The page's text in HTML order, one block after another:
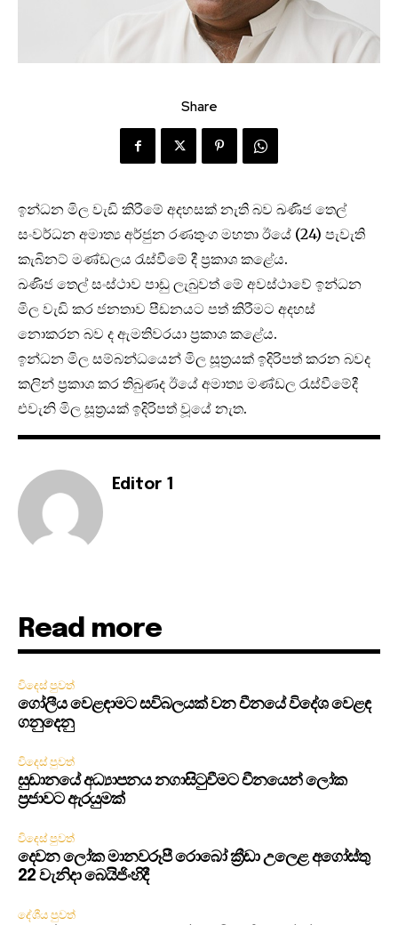
Share
ඉන්ධන මිල වැඩි කිරීමේ අදහසක් නැති බව ඛණිජ තෙල්
සංවර්ධන අමාත්‍ය අර්ජුන රණතුංග මහතා ඊයේ (24) පැවැති
කැබිනට් මණ්ඩලය රැස්වීමේ දී ප්‍රකාශ කළේය.
ඛණිජ තෙල් සංස්ථාව පාඩු ලැබුවත් මේ අවස්ථාවේ ඉන්ධන
මිල වැඩි කර ජනතාව පීඩනයට පත් කිරීමට අදහස්
නොකරන බව ද ඇමතිවරයා ප්‍රකාශ කළේය.
ඉන්ධන මිල සම්බන්ධයෙන් මිල සූත්‍රයක් ඉදිරිපත් කරන බවද
කලින් ප්‍රකාශ කර තිබුණද ඊයේ අමාත්‍ය මණ්ඩල රැස්වීමේදී
එවැනි මිල සූත්‍රයක් ඉදිරිපත් වූයේ නැත.
Editor 1
Read more
විදෙස් පුවත්
ගෝලීය වෙළඳාමට සවිබලයක් වන චීනයේ විදේශ වෙළඳ
ගනුදෙනු
විදෙස් පුවත්
සුඩානයේ අධ්‍යාපනය නගාසිටුවීමට චීනයෙන් ලෝක
ප්‍රජාවට ඇරයුමක්
විදෙස් පුවත්
දෙවන ලෝක මානවරූපී රොබෝ ක්‍රීඩා උලෙළ අගෝස්තු
22 වැනිදා බෙයිජිංහිදී
දේශීය පුවත්